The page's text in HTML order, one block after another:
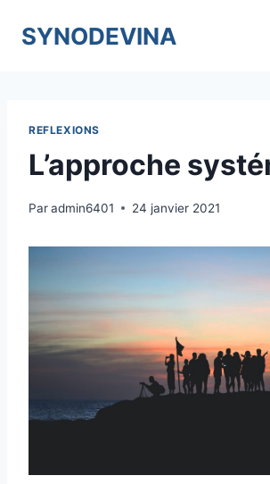
SYNODEVINA
REFLEXIONS
L’approche
Paradmin6401 24 janvier 2021